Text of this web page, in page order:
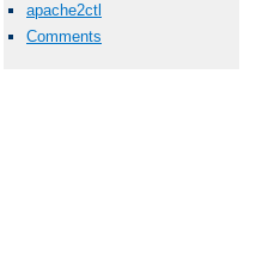
apache2ctl
Comments